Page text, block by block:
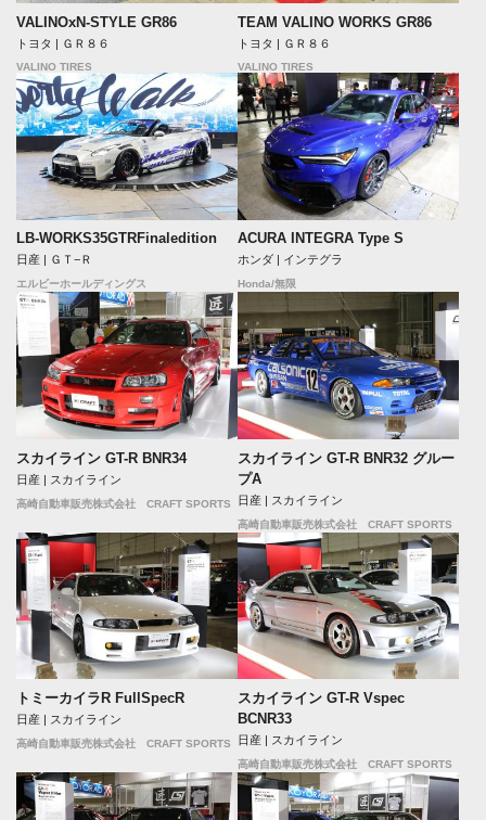
VALINOxN-STYLE GR86
トヨタ | ＧＲ８６
VALINO TIRES
TEAM VALINO WORKS GR86
トヨタ | ＧＲ８６
VALINO TIRES
LB-WORKS35GTRFinaledition
日産 | ＧＴ−Ｒ
エルビーホールディングス
ACURA INTEGRA Type S
ホンダ | インテグラ
Honda/無限
スカイライン GT-R BNR34
日産 | スカイライン
高崎自動車販売株式会社 CRAFT SPORTS
スカイライン GT-R BNR32 グルー
プA
日産 | スカイライン
高崎自動車販売株式会社 CRAFT SPORTS
トミーカイラR FullSpecR
日産 | スカイライン
高崎自動車販売株式会社 CRAFT SPORTS
スカイライン GT-R Vspec
BCNR33
日産 | スカイライン
高崎自動車販売株式会社 CRAFT SPORTS